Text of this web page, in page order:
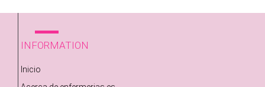
INFORMATION
Inicio